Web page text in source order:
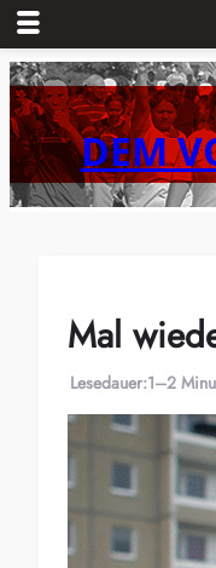
Zum
Inhalt
springenDEM
Mal
Lesedauer:1–2